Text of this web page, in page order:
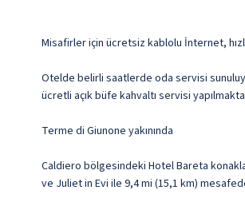
Misafirler için ücretsiz kablolu İnternet,
Otelde belirli saatlerde oda servisi
ücretli açık büfe kahvaltı servisi
Terme di Giunone yakınında
Caldiero bölgesindeki Hotel Bareta
ve Juliet in Evi ile 9,4 mi (15,1 km)